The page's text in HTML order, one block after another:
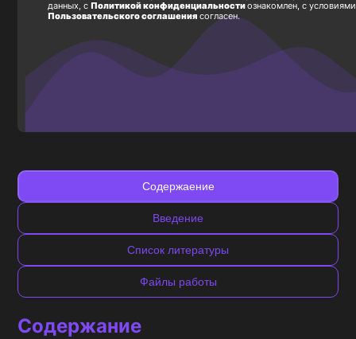
данных, с Политикой конфиденциальностиознакомлен, с условиями
Пользовательского соглашения согласен.
Содержаение
Введение
Список литературы
Файлы работы
Содержание